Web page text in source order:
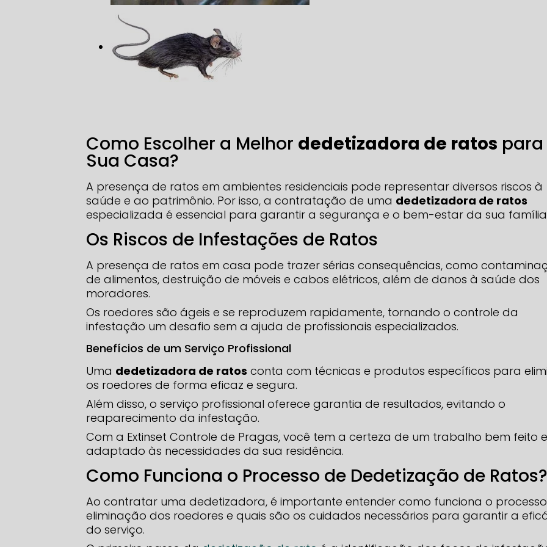
Como Escolher a Melhor dedetizadora de ratos para
Sua Casa?
A presença de ratos em ambientes residenciais pode representar diversos riscos à
saúde e ao patrimônio. Por isso, a contratação de uma dedetizadora de ratos
especializada é essencial para garantir a segurança e o bem-estar da sua
Os Riscos de Infestações de Ratos
A presença de ratos em casa pode trazer sérias consequências, como
de alimentos, destruição de móveis e cabos elétricos, além de danos à saúde dos
moradores.
Os roedores são ágeis e se reproduzem rapidamente, tornando o controle da
infestação um desafio sem a ajuda de profissionais especializados.
Benefícios de um Serviço Profissional
Uma dedetizadora de ratos conta com técnicas e produtos específicos para
os roedores de forma eficaz e segura.
Além disso, o serviço profissional oferece garantia de resultados, evitando o
reaparecimento da infestação.
Com a Extinset Controle de Pragas, você tem a certeza de um trabalho bem feito e
adaptado às necessidades da sua residência.
Como Funciona o Processo de Dedetização de Ratos?
Ao contratar uma dedetizadora, é importante entender como funciona o
eliminação dos roedores e quais são os cuidados necessários para garantir a
do serviço.